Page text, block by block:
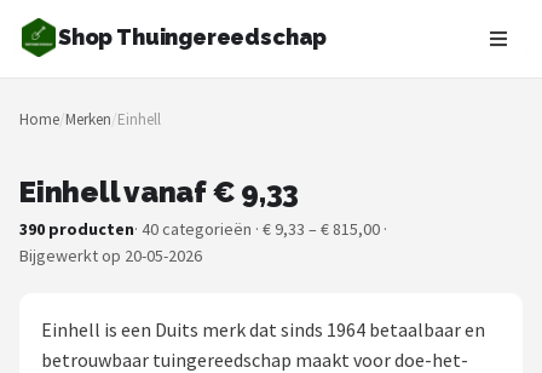
Shop Thuingereedschap
Zoeken
NAVIGATIE
Merken
Borderplanten
Home/Merken/Einhell
Einhell vanaf € 9,33
390 producten· 40 categorieën · € 9,33 – € 815,00 ·
Bijgewerkt op 20-05-2026
Einhell is een Duits merk dat sinds 1964 betaalbaar en
betrouwbaar tuingereedschap maakt voor doe-het-